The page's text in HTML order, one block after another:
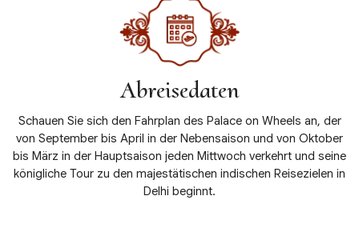
Abreisedaten
Schauen Sie sich den Fahrplan des Palace on Wheels an, der
von September bis April in der Nebensaison und von Oktober
bis März in der Hauptsaison jeden Mittwoch verkehrt und seine
königliche Tour zu den majestätischen indischen Reisezielen in
Delhi beginnt.